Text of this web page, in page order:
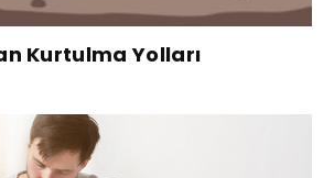
Kurtulma Yolları